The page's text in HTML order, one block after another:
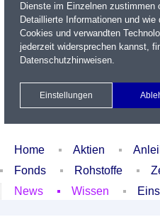
Name / WKN / ISIN / Kürzel
Xetra Realtime
Watchlist
Home Aktien
Fonds
Rohstoffe
News
Wissen
Dienste im Einzelnen zustimmen
Detaillierte Informationen und wie
Cookies und verwandten
jederzeit widersprechen kannst,
Datenschutzhinweisen.
Einstellungen